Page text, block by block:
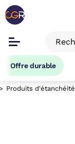
Offre durable
Produits d'étanchéité